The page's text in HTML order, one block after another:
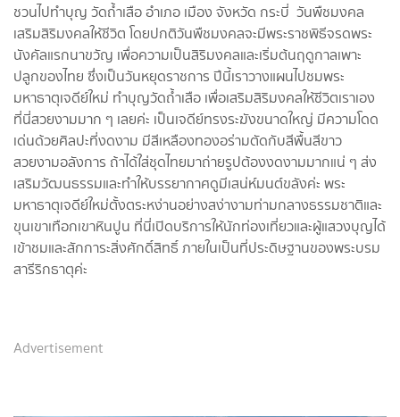
ชวนไปทำบุญ วัดถ้ำเสือ อำเภอ เมือง จังหวัด กระบี่ วันพืชมงคล
เสริมสิริมงคลให้ชีวิต โดยปกติวันพืชมงคลจะมีพระราชพิธีจรดพระ
นังคัลแรกนาขวัญ เพื่อความเป็นสิริมงคลและเริ่มต้นฤดูกาลเพาะ
ปลูกของไทย ซึ่งเป็นวันหยุดราชการ ปีนี้เราวางแผนไปชมพระ
มหาธาตุเจดีย์ใหม่ ทำบุญวัดถ้ำเสือ เพื่อเสริมสิริมงคลให้ชีวิตเราเอง
ที่นี่สวยงามมาก ๆ เลยค่ะ เป็นเจดีย์ทรงระฆังขนาดใหญ่ มีความโดด
เด่นด้วยศิลปะที่งดงาม มีสีเหลืองทองอร่ามตัดกับสีพื้นสีขาว
สวยงามอลังการ ถ้าได้ใส่ชุดไทยมาถ่ายรูปต้องงดงามมากแน่ ๆ ส่ง
เสริมวัฒนธรรมและทำให้บรรยากาศดูมีเสน่ห์มนต์ขลังค่ะ พระ
มหาธาตุเจดีย์ใหม่ตั้งตระหง่านอย่างสง่างามท่ามกลางธรรมชาติและ
ขุนเขาเทือกเขาหินปูน ที่นี่เปิดบริการให้นักท่องเที่ยวและผู้แสวงบุญได้
เข้าชมและสักการะสิ่งศักดิ์สิทธิ์ ภายในเป็นที่ประดิษฐานของพระบรม
สารีริกธาตุค่ะ
Advertisement